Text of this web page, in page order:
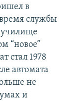
в
время службы
училище
“новое”
стал 1978
автомата
не
и